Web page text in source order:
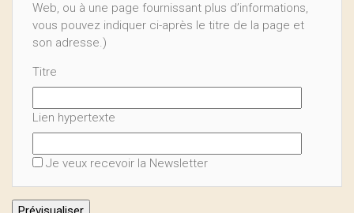
Web, ou à une page fournissant plus d’informations,
vous pouvez indiquer ci-après le titre de la page et
son adresse.)
Titre
Lien hypertexte
Je veux recevoir la Newsletter